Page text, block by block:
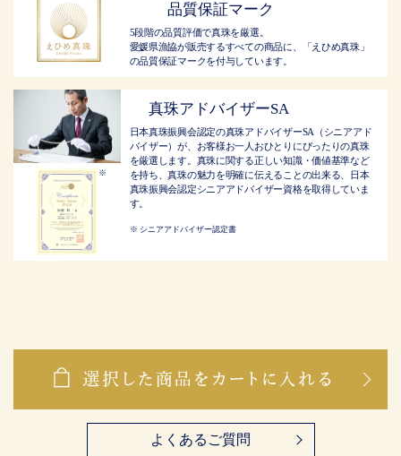
品質保証マーク
5段階の品質評価で真珠を厳選。
愛媛県漁協が販売するすべての商品に、「えひめ真珠」
の品質保証マークを付与しています。
真珠アドバイザーSA
日本真珠振興会認定の真珠アドバイザーSA（シニアアド
バイザー）が、お客様お一人おひとりにぴったりの真珠
を厳選します。真珠に関する正しい知識・価値基準など
を持ち、真珠の魅力を明確に伝えることの出来る、日本
真珠振興会認定シニアアドバイザー資格を取得していま
す。
シニアアドバイザー認定書
よくあるご質問